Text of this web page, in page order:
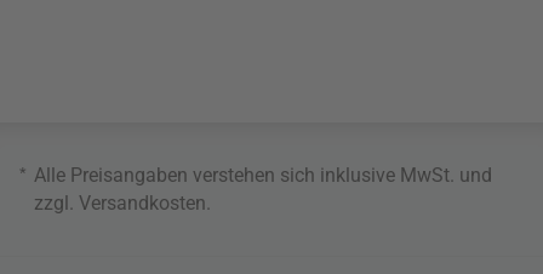
* Alle Preisangaben verstehen sich inklusive MwSt. und
zzgl. Versandkosten